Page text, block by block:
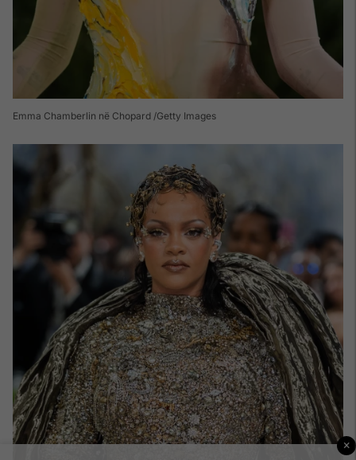
Emma Chamberlin në Chopard /Getty Images
×